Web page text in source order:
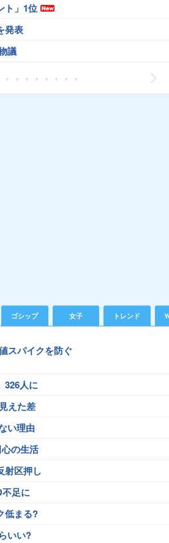
ト」1位
発表
議
ゴシップ 女子 トレンド
スパイクを防ぐ
326人に
えた差
い理由
の生活
射区押し
足に
低まる?
いい?